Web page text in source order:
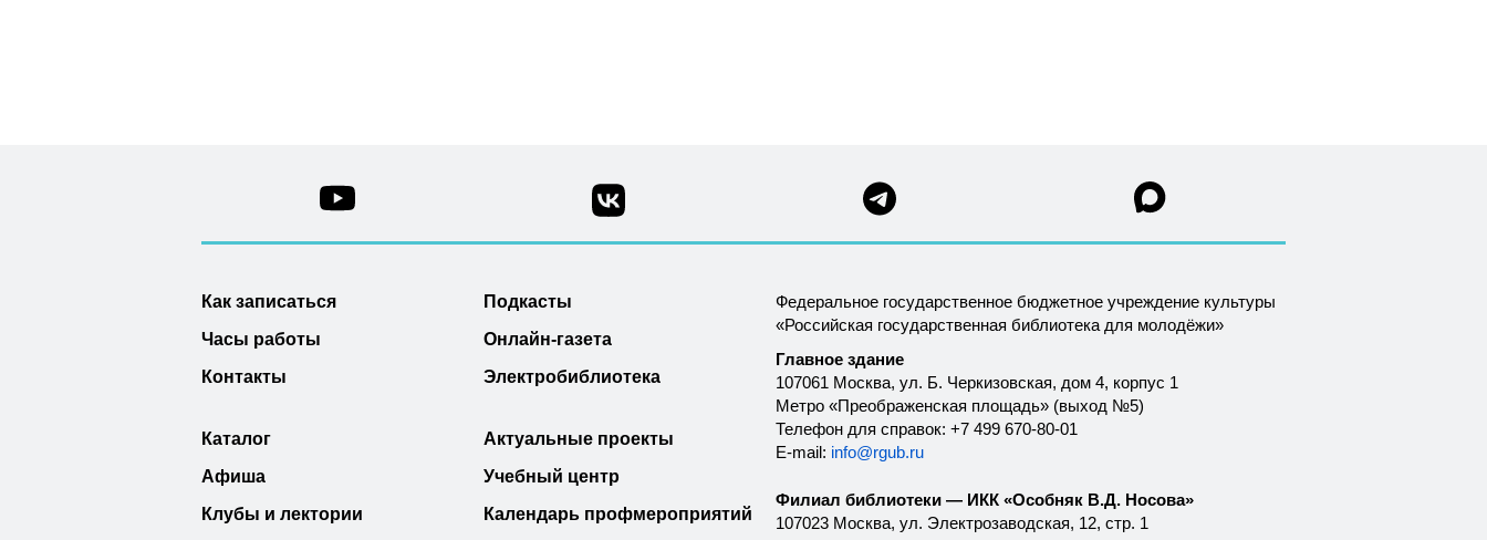
Как записаться
Часы работы
Контакты
Каталог
Афиша
Клубы и лектории
Подкасты
Онлайн-газета
Электробиблиотека
Актуальные проекты
Учебный центр
Календарь профмероприятий
Федеральное государственное бюджетное учреждение культуры
«Российская государственная библиотека для молодёжи»
Главное здание
107061 Москва, ул. Б. Черкизовская, дом 4, корпус 1
Метро «Преображенская площадь» (выход №5)
Телефон для справок: +7 499 670-80-01
E-mail: info@rgub.ru
Филиал библиотеки — ИКК «Особняк В.Д. Носова»
107023 Москва, ул. Электрозаводская, 12, стр. 1